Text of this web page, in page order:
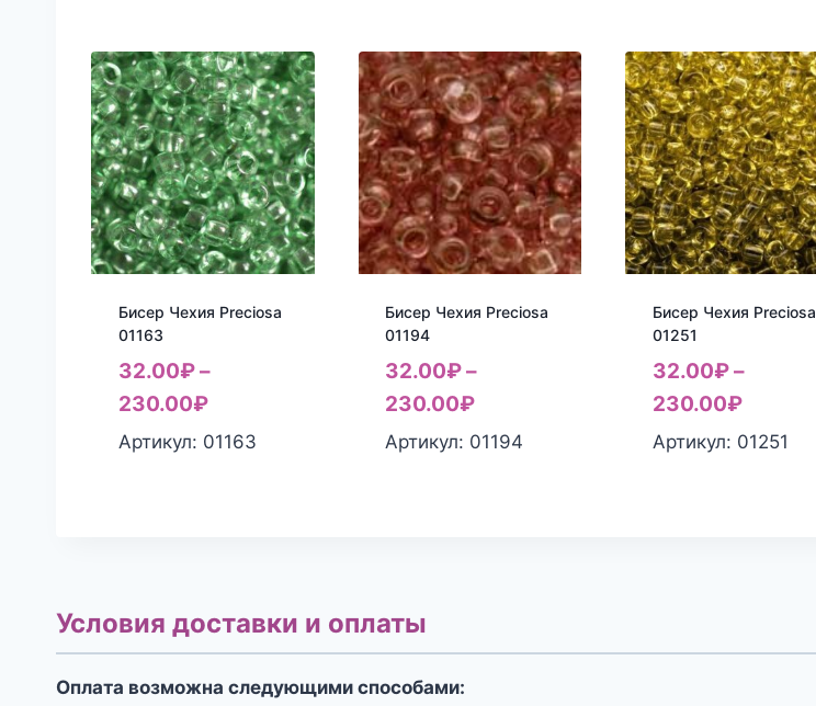
Бисер Чехия Preciosa
01163
32.00₽–
230.00₽
Артикул: 01163
Бисер Чехия Preciosa
01194
32.00₽–
230.00₽
Артикул: 01194
Бисер Чехия Preciosa
01251
32.00₽–
230.00₽
Артикул: 01251
Условия доставки и оплаты
Оплата возможна следующими способами: